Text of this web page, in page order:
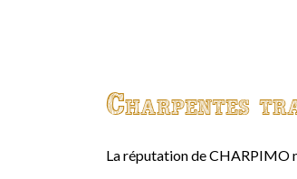
Charpentes
La réputation de CHARPIMO